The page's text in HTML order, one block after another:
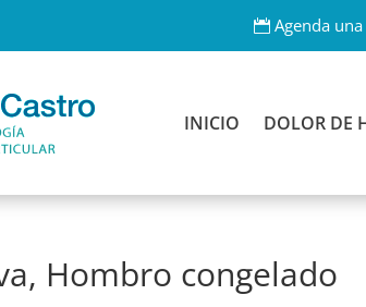
Agenda
INICIO DOLOR DE
Hombro congelado